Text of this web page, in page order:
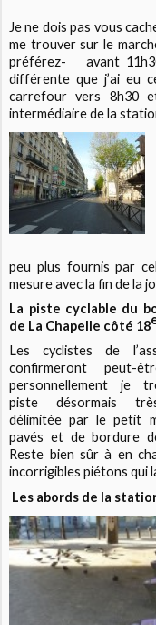
Je ne dois pas vous
me trouver sur le
préférez-
avant
différente que j’ai eu
carrefour vers 8h30
intermédiaire de la
peu plus fournis par
mesure avec la fin de la
La piste cyclable du
de La Chapelle côté 18
Les cyclistes de
confirmeront peut-
personnellement je
piste désormais
délimitée par le petit
pavés et de bordure
Reste bien sûr à en
incorrigibles piétons qui
Les abords de la